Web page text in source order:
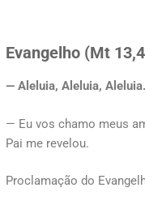
Evangelho (Mt
— Aleluia, Aleluia, Aleluia.
— Eu vos chamo meus
Pai me revelou.
Proclamação do